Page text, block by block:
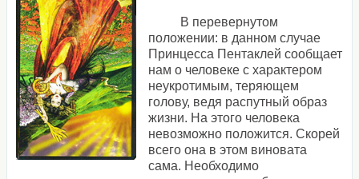
В перевернутом
положении: в данном случае
Принцесса Пентаклей сообщает
нам о человеке с характером
неукротимым, теряющем
голову, ведя распутный образ
жизни. На этого человека
невозможно положится. Скорей
всего она в этом виновата
сама. Необходимо